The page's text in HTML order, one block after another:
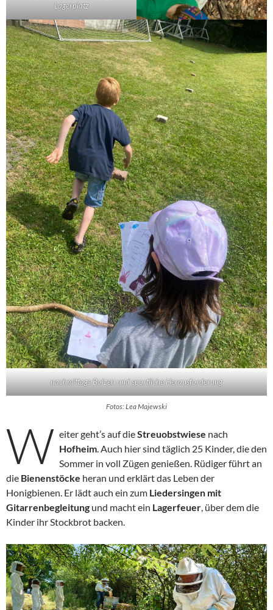
Lagerplatz
nachmittags Bolzen und sportliche Herausforderung
Fotos: Lea Majewski
W eiter geht’s auf dieStreuobstwiese nach
Hofheim . Auch hier sind täglich 25 Kinder, die den
Sommer in voll Zügen genießen. Rüdiger führt an
die Bienenstöcke heran und erklärt das Leben der
Honigbienen. Er lädt auch ein zum Liedersingen mit
Gitarrenbegleitung und macht ein Lagerfeuer , über dem die
Kinder ihr Stockbrot backen.